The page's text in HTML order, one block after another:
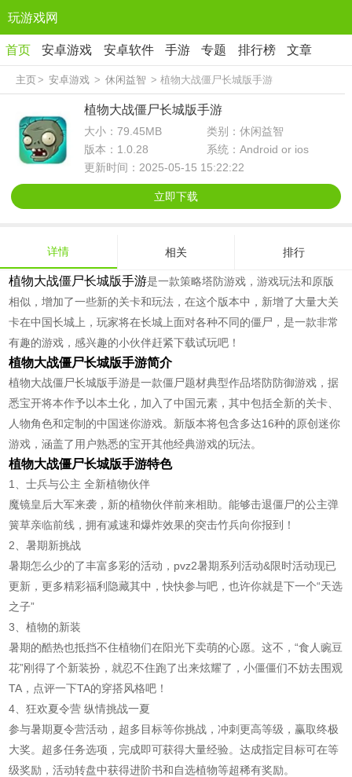
玩游戏网
首页 安卓游戏 安卓软件 手游 专题 排行榜 文章
主页> 安卓游戏 > 休闲益智 > 植物大战僵尸长城版手游
植物大战僵尸长城版手游
大小：79.45MB
类别：休闲益智
版本：1.0.28
系统：Android or ios
更新时间：2025-05-15 15:22:22
立即下载
详情 相关 排行
植物大战僵尸长城版手游是一款策略塔防游戏，游戏玩法和原版
相似，增加了一些新的关卡和玩法，在这个版本中，新增了大量大关
卡在中国长城上，玩家将在长城上面对各种不同的僵尸，是一款非常
有趣的游戏，感兴趣的小伙伴赶紧下载试玩吧！
植物大战僵尸长城版手游简介
植物大战僵尸长城版手游是一款僵尸题材典型作品塔防防御游戏，据
悉宝开将本作予以本土化，加入了中国元素，其中包括全新的关卡、
人物角色和定制的中国迷你游戏。新版本将包含多达16种的原创迷你
游戏，涵盖了用户熟悉的宝开其他经典游戏的玩法。
植物大战僵尸长城版手游特色
1、士兵与公主 全新植物伙伴
魔镜皇后大军来袭，新的植物伙伴前来相助。能够击退僵尸的公主弹
簧草亲临前线，拥有减速和爆炸效果的突击竹兵向你报到！
2、暑期新挑战
暑期怎么少的了丰富多彩的活动，pvz2暑期系列活动&限时活动现已
更新，更多精彩福利隐藏其中，快快参与吧，也许你就是下一个“天选
之子”
3、植物的新装
暑期的酷热也抵挡不住植物们在阳光下卖萌的心愿。这不，“食人豌豆
花”刚得了个新装扮，就忍不住跑了出来炫耀了，小僵僵们不妨去围观
TA，点评一下TA的穿搭风格吧！
4、狂欢夏令营 纵情挑战一夏
参与暑期夏令营活动，超多目标等你挑战，冲刺更高等级，赢取终极
大奖。超多任务选项，完成即可获得大量经验。达成指定目标可在等
级奖励，活动转盘中获得进阶书和自选植物等超稀有奖励。